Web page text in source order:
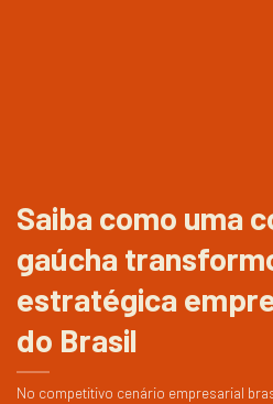
Saiba como uma
gaúcha
estratégica
do Brasil
No competitivo cenário empresarial